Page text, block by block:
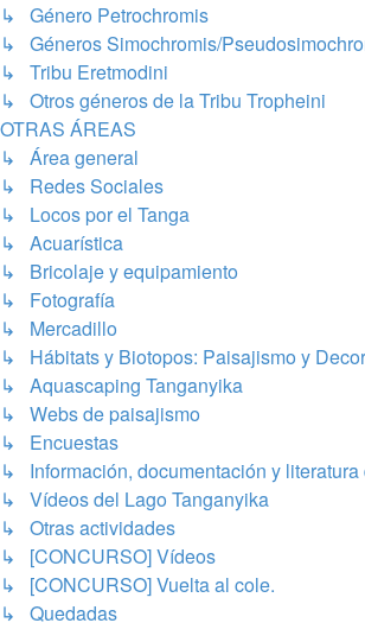
↳ Género Petrochromis
↳ Géneros Simochromis/
↳ Tribu Eretmodini
↳ Otros géneros de la Tribu Tropheini
OTRAS ÁREAS
↳ Área general
↳ Redes Sociales
↳ Locos por el Tanga
↳ Acuarística
↳ Bricolaje y equipamiento
↳ Fotografía
↳ Mercadillo
↳ Hábitats y Biotopos: Paisajismo y
↳ Aquascaping Tanganyika
↳ Webs de paisajismo
↳ Encuestas
↳ Información, documentación y literatura
↳ Vídeos del Lago Tanganyika
↳ Otras actividades
↳ [CONCURSO] Vídeos
↳ [CONCURSO] Vuelta al cole.
↳ Quedadas